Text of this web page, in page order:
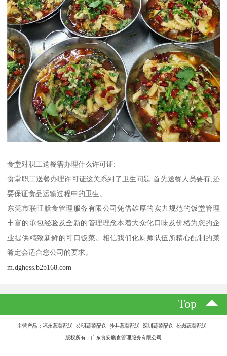
食堂对职工送餐需办理什么许可证:
食堂职工送餐办理许可证这关系到了卫生问题·首先送餐人员要有,还
要保证食品运输过程中的卫生。
东莞市联旺膳食管理服务有限公司凭借雄厚的实力规范的饭堂管理
丰富的承包经验及全新的管理理念本着大众化口味及价格为您的企
业提供精致新鲜的可口饭菜。相信我们化厨师队伍所精心配制的菜
肴定会适合您公司的要求。
m.dghqss.b2b168.com
Top
主营产品：福永蔬菜配送 公明蔬菜配送 沙井蔬菜配送 深圳蔬菜配送 松岗蔬菜配送
版权所有：广东食安膳食管理服务有限公司